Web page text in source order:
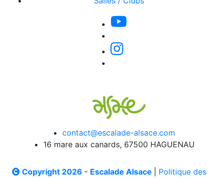
contact@escalade-alsace.com
16 mare aux canards, 67500 HAGUENAU
Copyright 2026 - Escalade Alsace
Politique des